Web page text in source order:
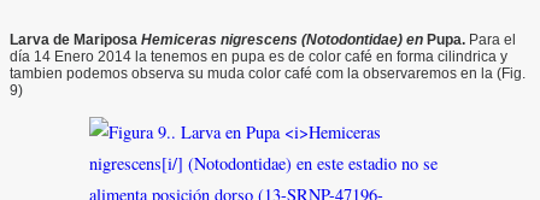
Larva de Mariposa Hemiceras nigrescens (Notodontidae) en Pupa. Para el
día 14 Enero 2014 la tenemos en pupa es de color café en forma cilindrica y
tambien podemos observa su muda color café com la observaremos en la (Fig.
9)